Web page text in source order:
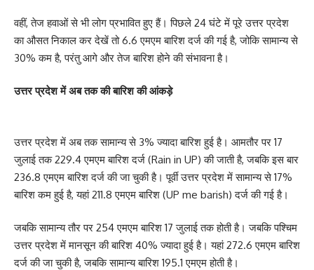
वहीं, तेज हवाओं से भी लोग प्रभावित हुए हैं। पिछले 24 घंटे में पूरे उत्तर प्रदेश
का औसत निकाल कर देखें तो 6.6 एमएम बारिश दर्ज की गई है, जोकि सामान्य से
30% कम है, परंतु आगे और तेज बारिश होने की संभावना है।
उत्तर प्रदेश में अब तक की बारिश की आंकड़े
उत्तर प्रदेश में अब तक सामान्य से 3% ज्यादा बारिश हुई है। आमतौर पर 17
जुलाई तक 229.4 एमएम बारिश दर्ज (Rain in UP) की जाती है, जबकि इस बार
236.8 एमएम बारिश दर्ज की जा चुकी है। पूर्वी उत्तर प्रदेश में सामान्य से 17%
बारिश कम हुई है, यहां 211.8 एमएम बारिश (UP me barish) दर्ज की गई है।
जबकि सामान्य तौर पर 254 एमएम बारिश 17 जुलाई तक होती है। जबकि पश्चिम
उत्तर प्रदेश में मानसून की बारिश 40% ज्यादा हुई है। यहां 272.6 एमएम बारिश
दर्ज की जा चुकी है, जबकि सामान्य बारिश 195.1 एमएम होती है।